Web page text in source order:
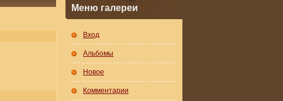
Меню галереи
Вход
Альбомы
Новое
Комментарии